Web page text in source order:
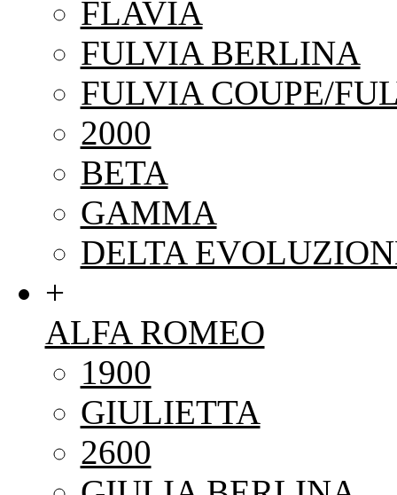
FLAVIA
FULVIA BERLINA
FULVIA COUPE/
2000
BETA
GAMMA
DELTA
+
ALFA ROMEO
1900
GIULIETTA
2600